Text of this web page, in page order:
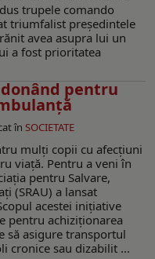
trupele comando
triumfalist președintele
avea asupra lui un
a fost prioritatea
pentru
în SOCIETATE
mulți copii cu afecțiuni
viață. Pentru a veni în
pentru Salvare,
(SRAU) a lansat
acestei inițiative
pentru achiziționarea
să asigure transportul
cronice sau dizabilit ...